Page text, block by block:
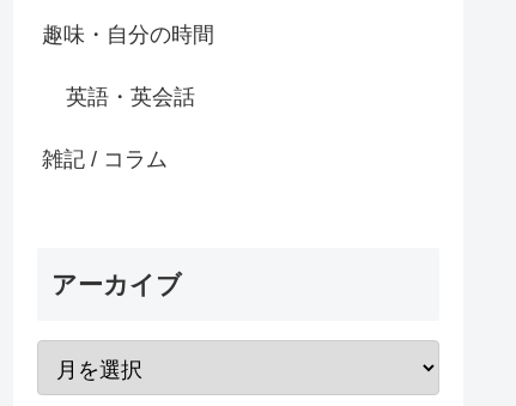
趣味・自分の時間
英語・英会話
雑記 / コラム
アーカイブ